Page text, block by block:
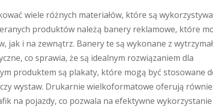
wiele różnych materiałów, które są
produktów należą banery reklamowe, które
i na zewnątrz. Banery te są wykonane z
co sprawia, że są idealnym rozwiązaniem dla
produktem są plakaty, które mogą być stosowane
wystaw. Drukarnie wielkoformatowe oferują
na pojazdy, co pozwala na efektywne wykorzystanie